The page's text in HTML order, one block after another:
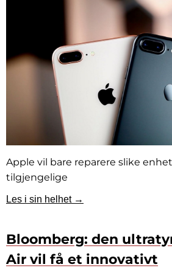
Apple vil bare reparere slike
tilgjengelige
Les i sin helhet →
Bloomberg: den
Air vil få et innovativt